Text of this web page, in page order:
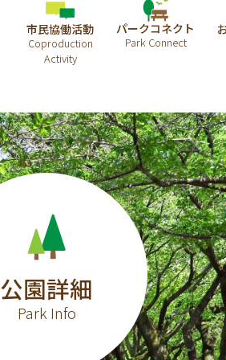
市民協働活動 パークコネクト
公園詳細